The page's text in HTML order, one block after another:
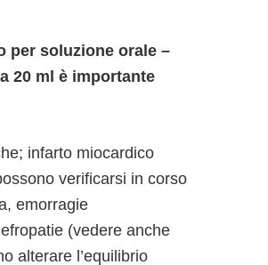
per soluzione orale –
20 ml è importante
infarto miocardico
verificarsi in corso
emorragie
(vedere anche
alterare l’equilibrio